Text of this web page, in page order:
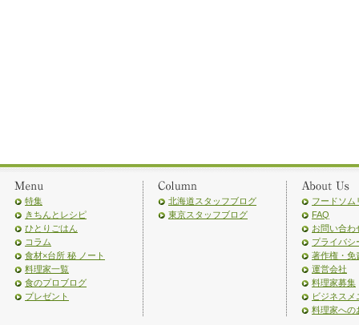
特集
きちんとレシピ
ひとりごはん
コラム
食材×台所 秘 ノート
料理家一覧
食のプロブログ
プレゼント
北海道スタッフブログ
東京スタッフブログ
フードソム
FAQ
お問い合わ
プライバシ
著作権・免
運営会社
料理家募集
ビジネスメ
料理家への